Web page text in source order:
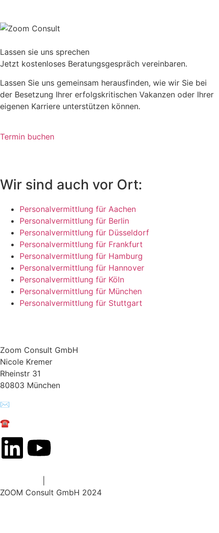
Lassen sie uns sprechen
Jetzt kostenloses Beratungsgespräch vereinbaren.
Lassen Sie uns gemeinsam herausfinden, wie wir Sie bei
der Besetzung Ihrer erfolgskritischen Vakanzen oder Ihrer
eigenen Karriere unterstützen können.
Termin buchen
Wir sind auch vor Ort:
Personalvermittlung für Aachen
Personalvermittlung für Berlin
Personalvermittlung für Düsseldorf
Personalvermittlung für Frankfurt
Personalvermittlung für Hamburg
Personalvermittlung für Hannover
Personalvermittlung für Köln
Personalvermittlung für München
Personalvermittlung für Stuttgart
Zoom Consult GmbH
Nicole Kremer
Rheinstr 31
80803 München
✉️
☎️
ZOOM Consult GmbH 2024